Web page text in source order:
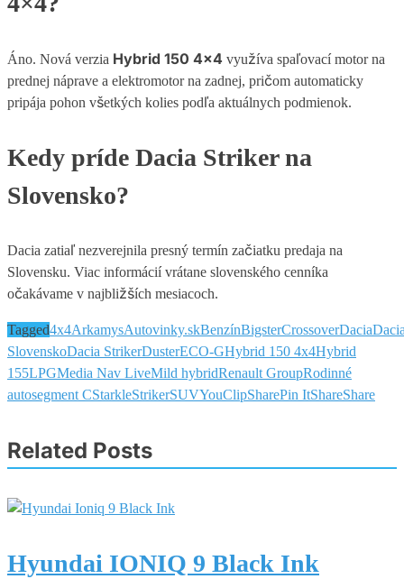
Áno. Nová verzia Hybrid 150 4×4 využíva spaľovací motor na
prednej náprave a elektromotor na zadnej, pričom automaticky
pripája pohon všetkých kolies podľa aktuálnych podmienok.
Kedy príde Dacia Striker na
Slovensko?
Dacia zatiaľ nezverejnila presný termín začiatku predaja na
Slovensku. Viac informácií vrátane slovenského cenníka
očakávame v najbližších mesiacoch.
Tagged4x4ArkamysAutovinky.skBenzínBigsterCrossoverDacia
SlovenskoDacia StrikerDusterECO-GHybrid 150 4x4Hybrid
155LPGMedia Nav LiveMild hybridRenault GroupRodinné
autosegment CStarkleStrikerSUVYouClipSharePin ItShareShare
Related Posts
Hyundai IONIQ 9 Black Ink